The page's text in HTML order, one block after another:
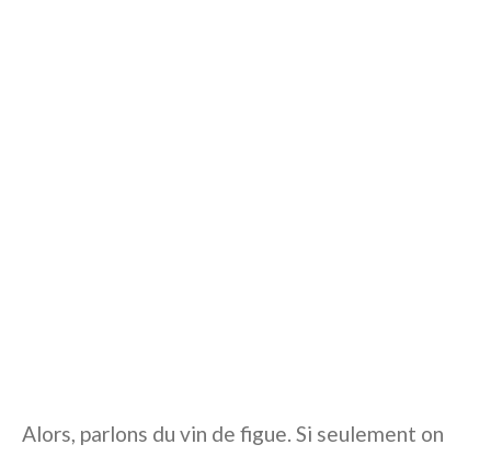
Alors, parlons du vin de figue. Si seulement on